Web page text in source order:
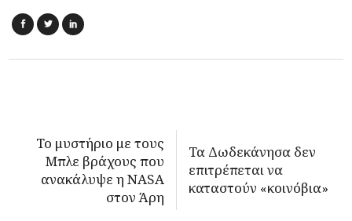
Το μυστήριο με τους
Μπλε βράχους που
ανακάλυψε η NASA
στον Άρη
Τα Δωδεκάνησα δεν
επιτρέπεται να
καταστούν «κοινόβια»